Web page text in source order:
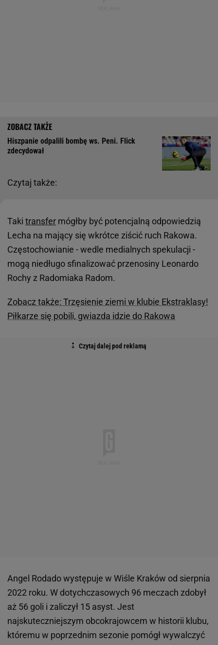
Czytaj także:
Hiszpanie odpalili bombę ws. Peni. Flick
zdecydował
Taki transfer mógłby być potencjalną odpowiedzią
Lecha na mający się wkrótce ziścić ruch Rakowa.
Częstochowianie - wedle medialnych spekulacji -
mogą niedługo sfinalizować przenosiny Leonardo
Rochy z Radomiaka Radom.
Zobacz także: Trzęsienie ziemi w klubie Ekstraklasy!
Piłkarze się pobili, gwiazda idzie do Rakowa
Angel Rodado występuje w Wiśle Kraków od sierpnia
2022 roku. W dotychczasowych 96 meczach zdobył
aż 56 goli i zaliczył 15 asyst. Jest
najskuteczniejszym obcokrajowcem w historii klubu,
któremu w poprzednim sezonie pomógł wywalczyć